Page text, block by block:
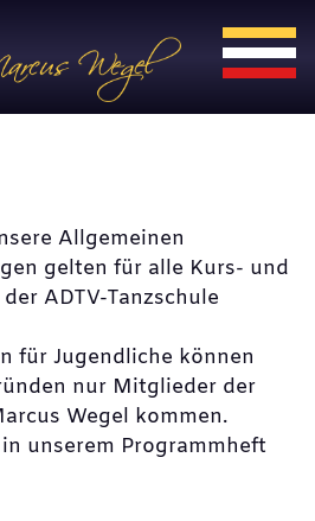
Allgemeinen
gelten für alle Kurs- und
ADTV-Tanzschule
für Jugendliche können
nur Mitglieder der
Wegel kommen.
unserem Programmheft